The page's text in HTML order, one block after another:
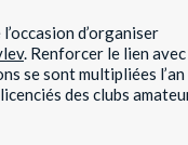
d’organiser
. Renforcer le lien
se sont multipliées l’an
des clubs